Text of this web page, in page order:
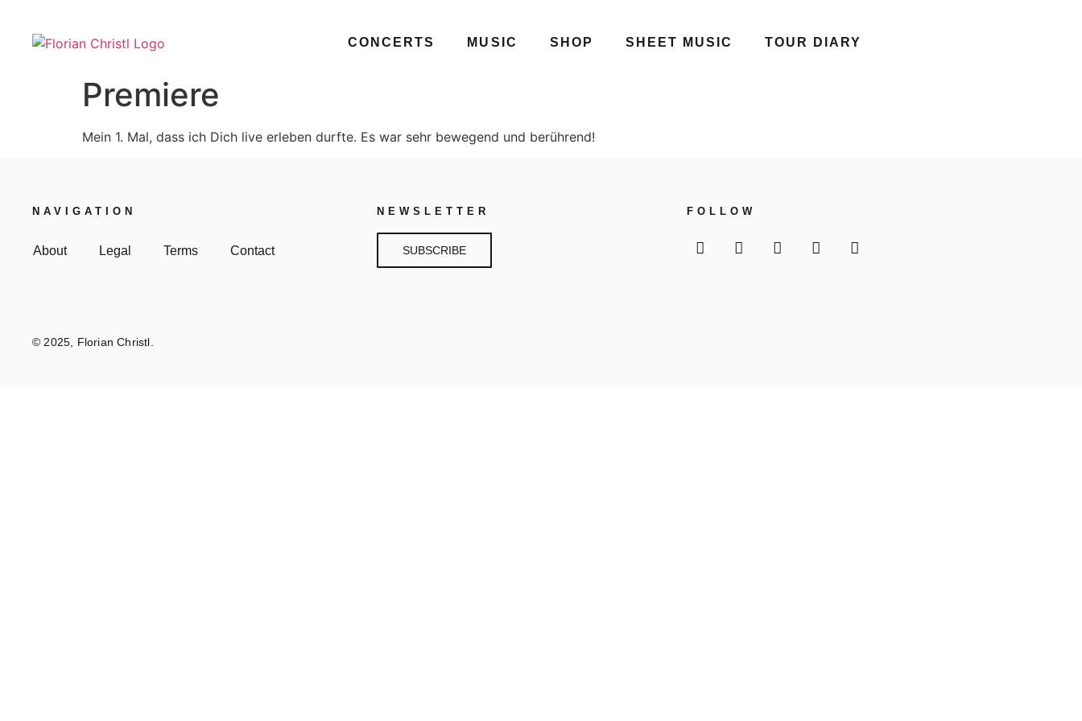
CONCERTS MUSIC SHOP SHEET MUSIC TOUR DIARY
Premiere
Mein 1. Mal, dass ich Dich live erleben durfte. Es war sehr bewegend und berührend!
NAVIGATION
About Legal Terms Contact
NEWSLETTER
SUBSCRIBE
FOLLOW
© 2025, Florian Christl.